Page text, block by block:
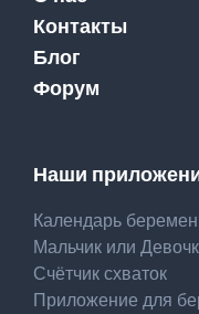
Контакты
Блог
Форум
Наши
Календарь
Мальчик или
Счётчик схваток
Приложение для